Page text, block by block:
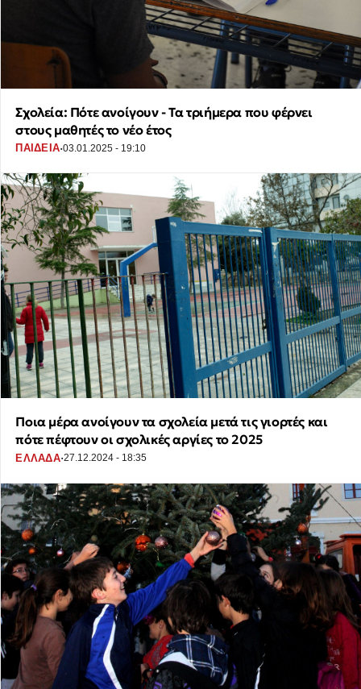
Σχολεία: Πότε ανοίγουν - Τα τριήμερα που φέρνει
στους μαθητές το νέο έτος
ΠΑΙΔΕΙΑ·03.01.2025 - 19:10
Ποια μέρα ανοίγουν τα σχολεία μετά τις γιορτές και
πότε πέφτουν οι σχολικές αργίες το 2025
ΕΛΛΑΔΑ·27.12.2024 - 18:35